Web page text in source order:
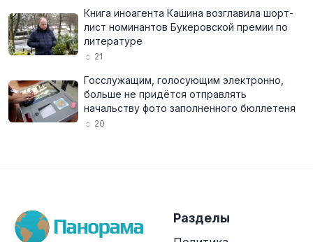
Книга иноагента Кашина возглавила шорт-
лист номинантов Букеровской премии по
литературе
21
Госслужащим, голосующим электронно,
больше не придётся отправлять
начальству фото заполненного бюллетеня
20
Разделы